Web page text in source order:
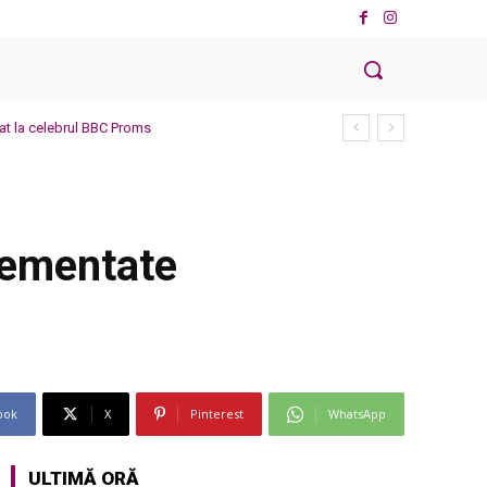
la celebrul BBC Proms
X Pinterest WhatsApp
ULTIMĂ ORĂ